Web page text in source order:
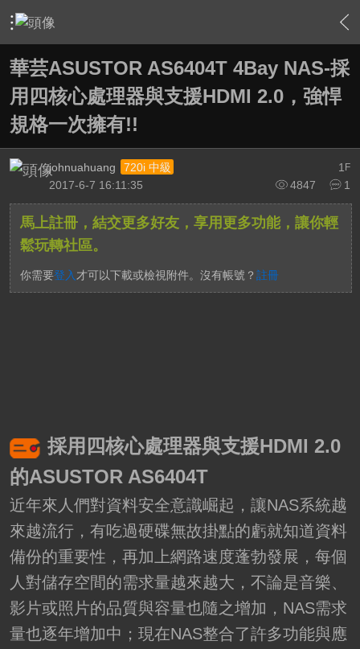
› 敗家特區 For Sale or Trade › 3C資訊流通站 › 內容
華芸ASUSTOR AS6404T 4Bay NAS-採
用四核心處理器與支援HDMI 2.0，強悍
規格一次擁有!!
1 F
johnuahuang
720i 中級
4847
1
2017-6-7 16:11:35
馬上註冊，結交更多好友，享用更多功能，讓你輕
鬆玩轉社區。
你需要登入 才可以下載或檢視附件。沒有帳號？ 註冊
採用四核心處理器與支援HDMI 2.0
的ASUSTOR AS6404T
近年來人們對資料安全意識崛起，讓NAS系統越
來越流行，有吃過硬碟無故掛點的虧就知道資料
備份的重要性，再加上網路速度蓬勃發展，每個
人對儲存空間的需求量越來越大，不論是音樂、
影片或照片的品質與容量也隨之增加，NAS需求
量也逐年增加中；現在NAS整合了許多功能與應